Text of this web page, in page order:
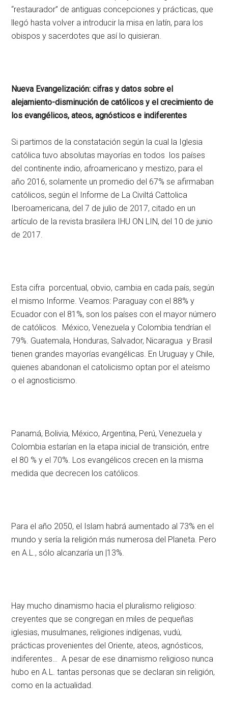
“restaurador” de antiguas concepciones y prácticas, que
llegó hasta volver a introducir la misa en latín, para los
obispos y sacerdotes que así lo quisieran.
Nueva Evangelización: cifras y datos sobre el
alejamiento-disminución de católicos y el crecimiento de
los evangélicos, ateos, agnósticos e indiferentes
Si partimos de la constatación según la cual la Iglesia
católica tuvo absolutas mayorías en todos los países
del continente indio, afroamericano y mestizo, para el
año 2016, solamente un promedio del 67% se afirmaban
católicos, según el Informe de La Civiltá Cattolica
Iberoamericana, del 7 de julio de 2017, citado en un
artículo de la revista brasilera IHU ON LIN, del 10 de junio
de 2017.
Esta cifra porcentual, obvio, cambia en cada país, según
el mismo Informe. Veamos: Paraguay con el 88% y
Ecuador con el 81%, son los países con el mayor número
de católicos. México, Venezuela y Colombia tendrían el
79%. Guatemala, Honduras, Salvador, Nicaragua y Brasil
tienen grandes mayorías evangélicas. En Uruguay y Chile,
quienes abandonan el catolicismo optan por el ateísmo
o el agnosticismo.
Panamá, Bolivia, México, Argentina, Perú, Venezuela y
Colombia estarían en la etapa inicial de transición, entre
el 80 % y el 70%. Los evangélicos crecen en la misma
medida que decrecen los católicos.
Para el año 2050, el Islam habrá aumentado al 73% en el
mundo y sería la religión más numerosa del Planeta. Pero
en A.L., sólo alcanzaría un |13%.
Hay mucho dinamismo hacia el pluralismo religioso:
creyentes que se congregan en miles de pequeñas
iglesias, musulmanes, religiones indígenas, vudú,
prácticas provenientes del Oriente, ateos, agnósticos,
indiferentes… A pesar de ese dinamismo religioso nunca
hubo en A.L. tantas personas que se declaran sin religión,
como en la actualidad.